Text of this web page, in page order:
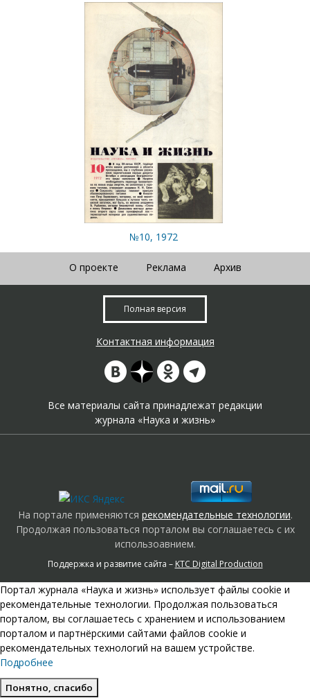
№10, 1972
О проекте Реклама Архив
Полная версия
Контактная информация
Все материалы сайта принадлежат редакции
журнала «Наука и жизнь»
На портале применяются рекомендательные технологии.
Продолжая пользоваться порталом вы соглашаетесь с их
использоавнием.
Поддержка и развитие сайта – KTC Digital Production
Портал журнала «Наука и жизнь» использует файлы cookie и
рекомендательные технологии. Продолжая пользоваться
порталом, вы соглашаетесь с хранением и использованием
порталом и партнёрскими сайтами файлов cookie и
рекомендательных технологий на вашем устройстве.
Подробнее
Понятно, спасибо